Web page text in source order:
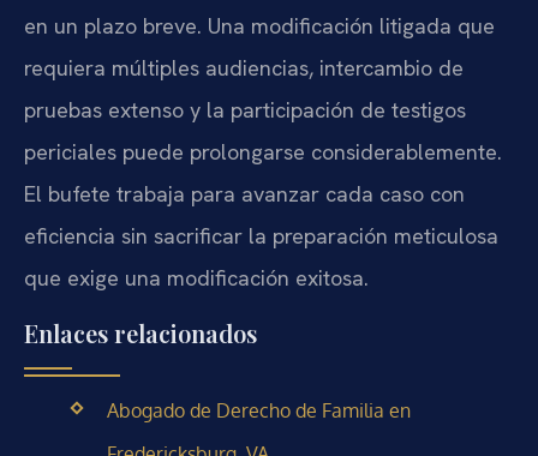
en un plazo breve. Una modificación litigada que
requiera múltiples audiencias, intercambio de
pruebas extenso y la participación de testigos
periciales puede prolongarse considerablemente.
El bufete trabaja para avanzar cada caso con
eficiencia sin sacrificar la preparación meticulosa
que exige una modificación exitosa.
Enlaces relacionados
Abogado de Derecho de Familia en